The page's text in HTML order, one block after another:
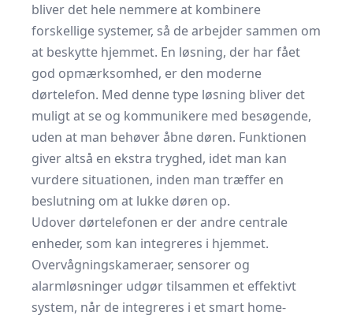
bliver det hele nemmere at kombinere
forskellige systemer, så de arbejder sammen om
at beskytte hjemmet. En løsning, der har fået
god opmærksomhed, er den moderne
dørtelefon. Med denne type løsning bliver det
muligt at se og kommunikere med besøgende,
uden at man behøver åbne døren. Funktionen
giver altså en ekstra tryghed, idet man kan
vurdere situationen, inden man træffer en
beslutning om at lukke døren op.
Udover dørtelefonen er der andre centrale
enheder, som kan integreres i hjemmet.
Overvågningskameraer, sensorer og
alarmløsninger udgør tilsammen et effektivt
system, når de integreres i et smart home-